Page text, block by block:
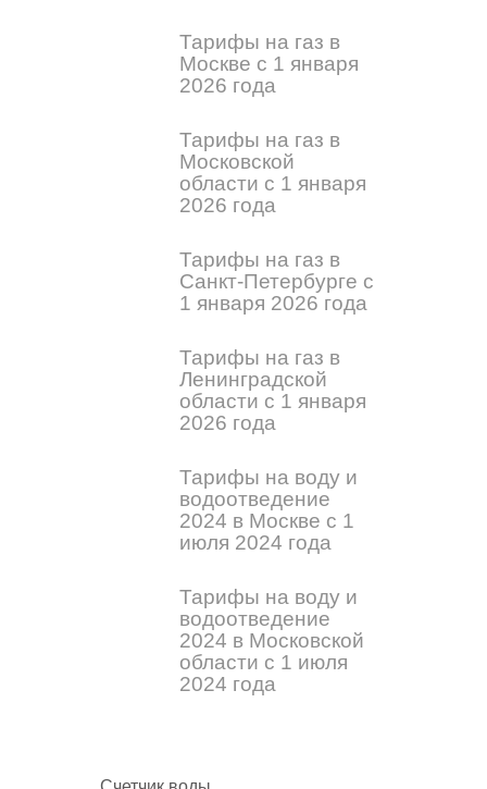
Тарифы на газ в
Москве с 1 января
2026 года
Тарифы на газ в
Московской
области с 1 января
2026 года
Тарифы на газ в
Санкт-Петербурге с
1 января 2026 года
Тарифы на газ в
Ленинградской
области с 1 января
2026 года
Тарифы на воду и
водоотведение
2024 в Москве с 1
июля 2024 года
Тарифы на воду и
водоотведение
2024 в Московской
области с 1 июля
2024 года